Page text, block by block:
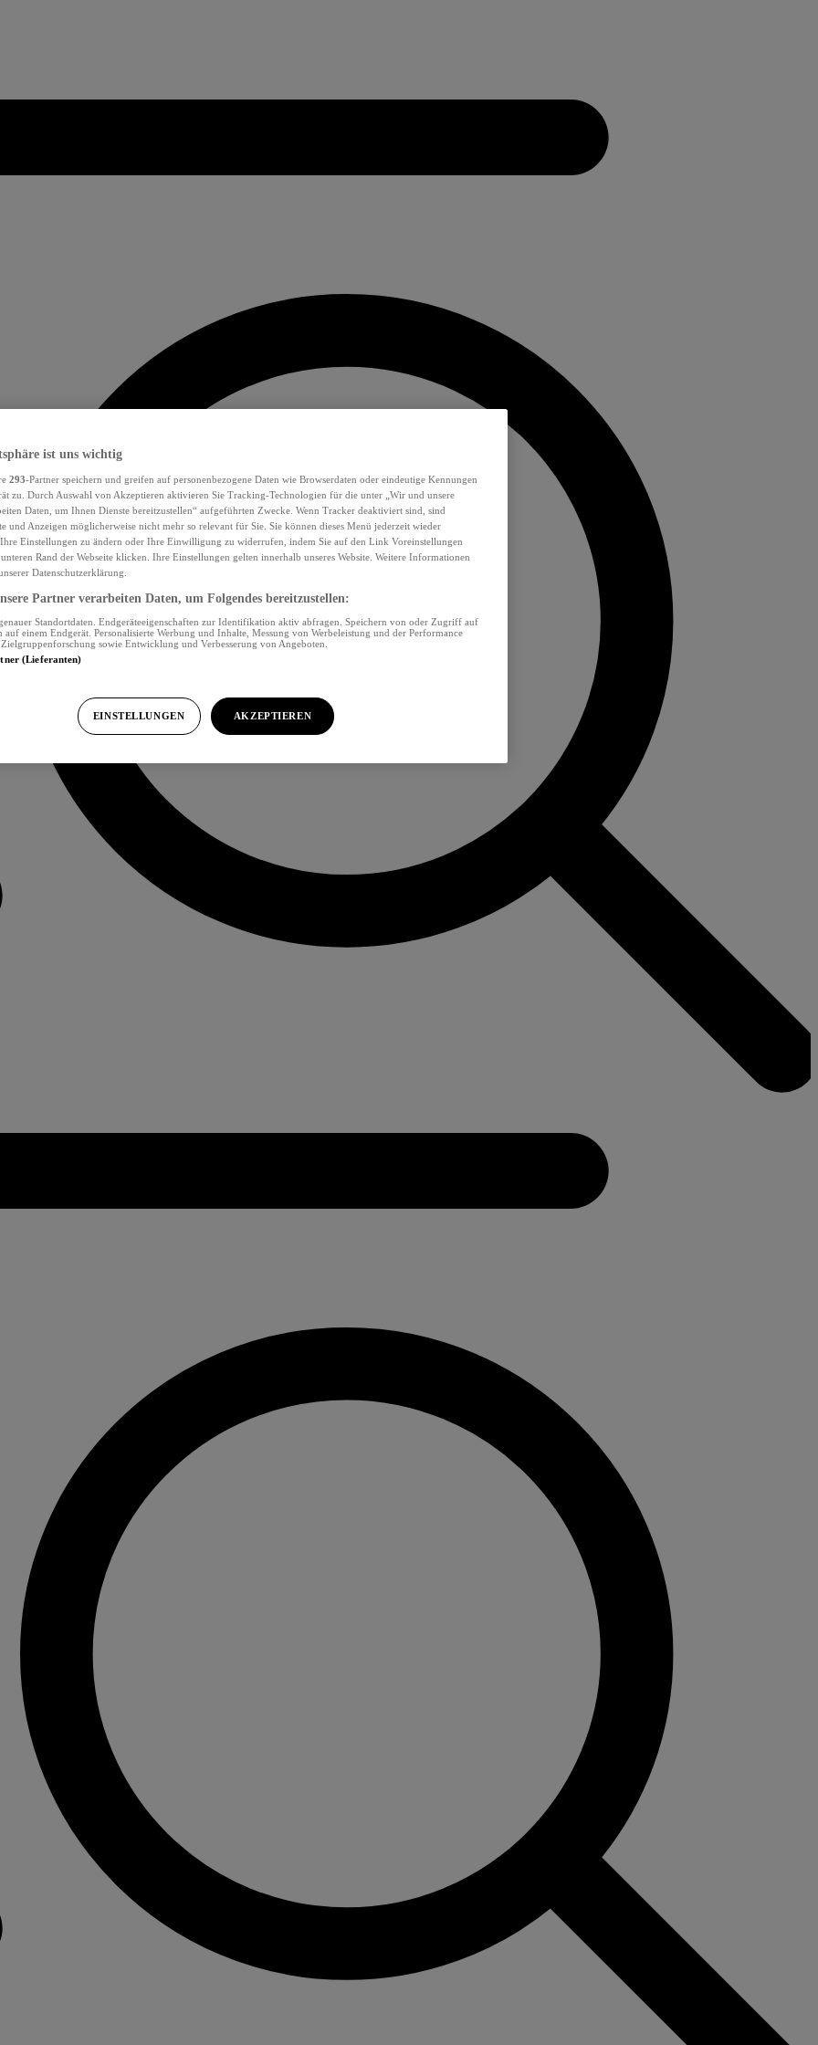
ist uns wichtig
293-Partner speichern und greifen auf personenbezogene Daten wie Browserdaten oder eindeutige Kennungen
zu. Durch Auswahl von Akzeptieren aktivieren Sie Tracking-Technologien für die unter „Wir und unsere
Daten, um Ihnen Dienste bereitzustellen“ aufgeführten Zwecke. Wenn Tracker deaktiviert sind, sind
und Anzeigen möglicherweise nicht mehr so relevant für Sie. Sie können dieses Menü jederzeit wieder
Einstellungen zu ändern oder Ihre Einwilligung zu widerrufen, indem Sie auf den Link Voreinstellungen
Rand der Webseite klicken. Ihre Einstellungen gelten innerhalb unseres Website. Weitere Informationen
Datenschutzerklärung.
Partner verarbeiten Daten, um Folgendes bereitzustellen:
Standortdaten. Endgeräteeigenschaften zur Identifikation aktiv abfragen. Speichern von oder Zugriff auf
einem Endgerät. Personalisierte Werbung und Inhalte, Messung von Werbeleistung und der Performance
sowie Entwicklung und Verbesserung von Angeboten.
(Lieferanten)
EINSTELLUNGEN AKZEPTIEREN